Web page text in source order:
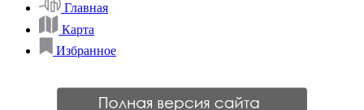
Главная
Карта
Избранное